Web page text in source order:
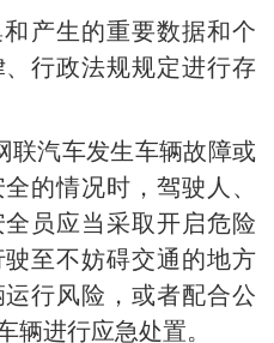
产生的重要数据和个
行政法规规定进行存
汽车发生车辆故障或
的情况时，驾驶人、
员应当采取开启危险
至不妨碍交通的地方
行风险，或者配合公
辆进行应急处置。